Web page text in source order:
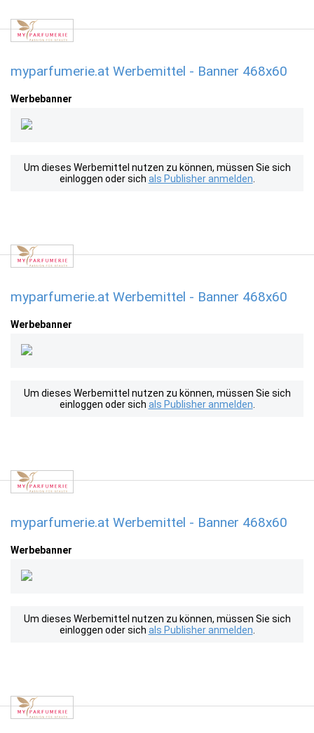
myparfumerie.at Werbemittel - Banner 468x60
Werbebanner
Um dieses Werbemittel nutzen zu können, müssen Sie sich
einloggen oder sich als Publisher anmelden
myparfumerie.at Werbemittel - Banner 468x60
Werbebanner
Um dieses Werbemittel nutzen zu können, müssen Sie sich
einloggen oder sich als Publisher anmelden
myparfumerie.at Werbemittel - Banner 468x60
Werbebanner
Um dieses Werbemittel nutzen zu können, müssen Sie sich
einloggen oder sich als Publisher anmelden